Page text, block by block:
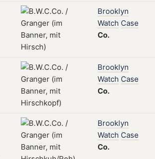
Brooklyn
Watch Case
Co.
Brooklyn
Watch Case
Co.
Brooklyn
Watch Case
Co.